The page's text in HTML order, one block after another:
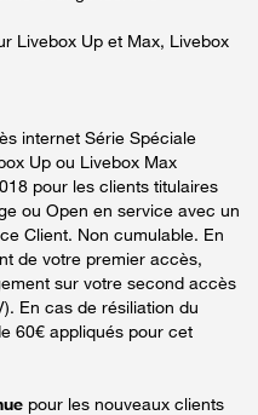
Livebox Up et Max, Livebox
internet Série Spéciale
Up ou Livebox Max
pour les clients titulaires
ou Open en service avec un
Client. Non cumulable. En
de votre premier accès,
sur votre second accès
En cas de résiliation du
60€ appliqués pour cet
pour les nouveaux clients